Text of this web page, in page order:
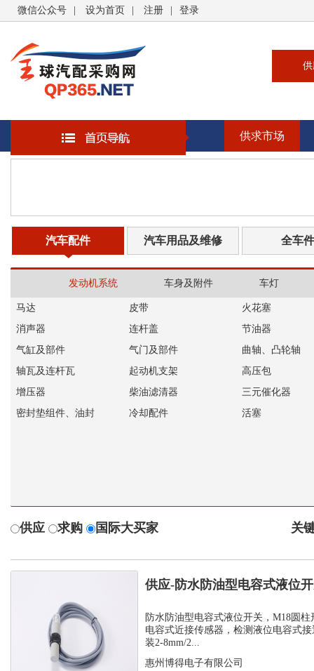
微信公众号 设为首页 注册 登录
供求市场
汽车配件 汽车用品及维修 全车件
发动机系统 车身及附件 车灯
马达 皮带
火花塞
消声器
连杆盖
节油器
气缸及部件
气门及部件
曲轴、凸轮轴
轴瓦及连杆瓦
起动机支架
高压包
增压器
柴油滤清器
三元催化器
密封垫组件、油封
冷却配件 活塞
供应 求购 国际大买家 关
供应-防水防油型电容式液位
C1PF- M...
防水防油型电容式液位开关，M18圆柱
电容式近接传感器，检测液位电容式
装2-8mm/2...
惠州博得电子有限公司